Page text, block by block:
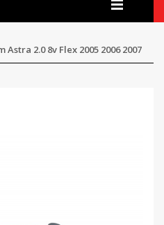
2.0 8v Flex 2005 2006 2007